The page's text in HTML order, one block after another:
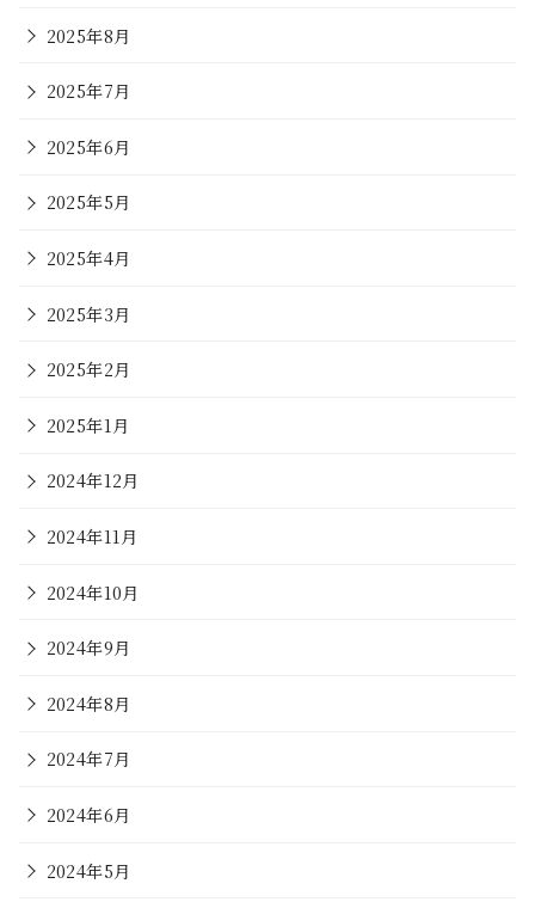
2025年8月
2025年7月
2025年6月
2025年5月
2025年4月
2025年3月
2025年2月
2025年1月
2024年12月
2024年11月
2024年10月
2024年9月
2024年8月
2024年7月
2024年6月
2024年5月